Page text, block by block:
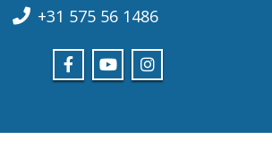
+31 575 56 1486